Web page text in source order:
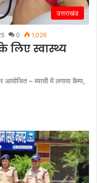
उत्तराखंड
0 1,026
लिए स्वास्थ्य
आयोजित – ब्यासी में लगाया कैम्प,